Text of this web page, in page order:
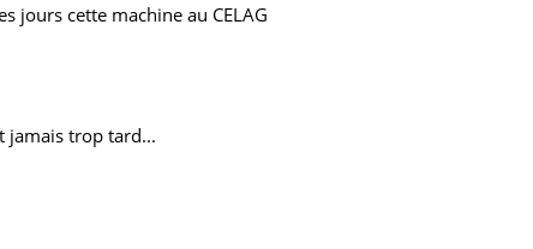
jours cette machine au CELAG
jamais trop tard...